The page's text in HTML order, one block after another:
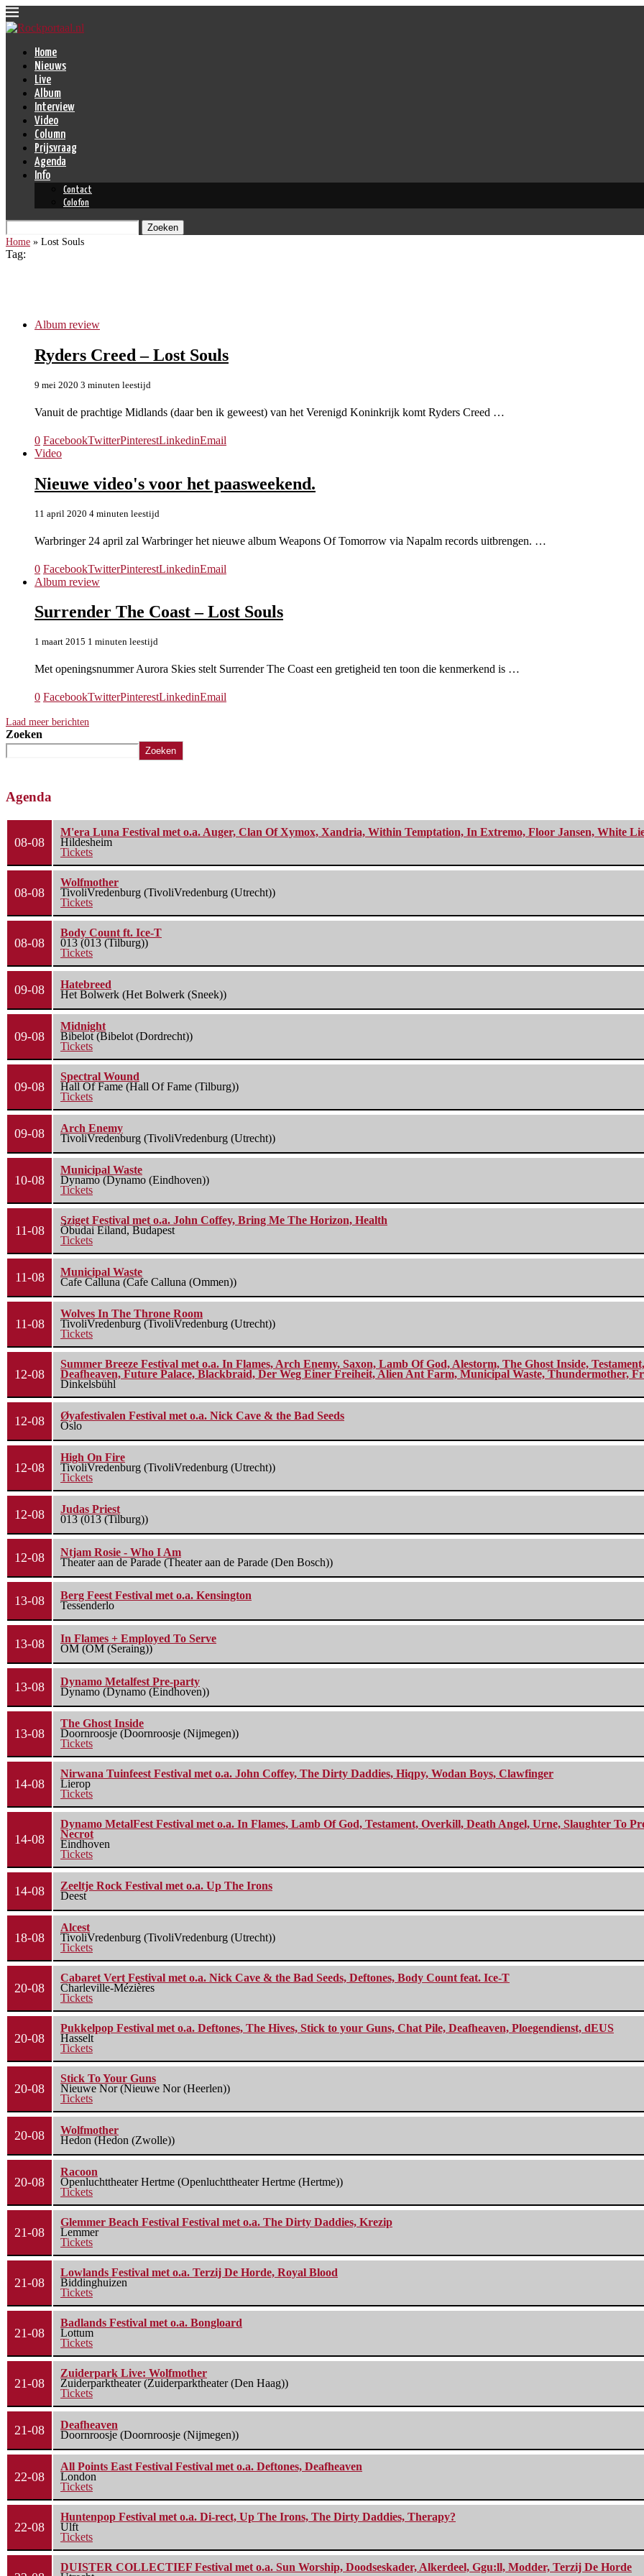
Home
Nieuws
Live
Album
Interview
Video
Column
Prijsvraag
Agenda
Info
Contact
Colofon
Zoeken
Home » Lost Souls
Tag:
Album review
Ryders Creed – Lost Souls
9 mei 2020 3 minuten leestijd
Vanuit de prachtige Midlands (daar ben ik geweest) van het Verenigd Koninkrijk komt Ryders Creed …
0 FacebookTwitterPinterestLinkedinEmail
Video
Nieuwe video's voor het paasweekend.
11 april 2020 4 minuten leestijd
Warbringer 24 april zal Warbringer het nieuwe album Weapons Of Tomorrow via Napalm records uitbrengen. …
0 FacebookTwitterPinterestLinkedinEmail
Album review
Surrender The Coast – Lost Souls
1 maart 2015 1 minuten leestijd
Met openingsnummer Aurora Skies stelt Surrender The Coast een gretigheid ten toon die kenmerkend is …
0 FacebookTwitterPinterestLinkedinEmail
Laad meer berichten
Zoeken
Zoeken
Agenda
08-08
M'era Luna Festival met o.a. Auger, Clan Of Xymox, Xandria, Within Temptation, In Extremo, Floor Jansen, White
Hildesheim
Tickets
08-08
Wolfmother
TivoliVredenburg (TivoliVredenburg (Utrecht))
Tickets
08-08
Body Count ft. Ice-T
013 (013 (Tilburg))
Tickets
09-08
Hatebreed
Het Bolwerk (Het Bolwerk (Sneek))
09-08
Midnight
Bibelot (Bibelot (Dordrecht))
Tickets
09-08
Spectral Wound
Hall Of Fame (Hall Of Fame (Tilburg))
Tickets
09-08
Arch Enemy
TivoliVredenburg (TivoliVredenburg (Utrecht))
10-08
Municipal Waste
Dynamo (Dynamo (Eindhoven))
Tickets
11-08
Sziget Festival met o.a. John Coffey, Bring Me The Horizon, Health
Óbudai Eiland, Budapest
Tickets
11-08
Municipal Waste
Cafe Calluna (Cafe Calluna (Ommen))
11-08
Wolves In The Throne Room
TivoliVredenburg (TivoliVredenburg (Utrecht))
Tickets
12-08
Summer Breeze Festival met o.a. In Flames, Arch Enemy, Saxon, Lamb Of God, Alestorm, The Ghost Inside,
Deafheaven, Future Palace, Blackbraid, Der Weg Einer Freiheit, Alien Ant Farm, Municipal Waste, Thundermother,
Dinkelsbühl
12-08
Øyafestivalen Festival met o.a. Nick Cave & the Bad Seeds
Oslo
12-08
High On Fire
TivoliVredenburg (TivoliVredenburg (Utrecht))
Tickets
12-08
Judas Priest
013 (013 (Tilburg))
12-08
Ntjam Rosie - Who I Am
Theater aan de Parade (Theater aan de Parade (Den Bosch))
13-08
Berg Feest Festival met o.a. Kensington
Tessenderlo
13-08
In Flames + Employed To Serve
OM (OM (Seraing))
13-08
Dynamo Metalfest Pre-party
Dynamo (Dynamo (Eindhoven))
13-08
The Ghost Inside
Doornroosje (Doornroosje (Nijmegen))
Tickets
14-08
Nirwana Tuinfeest Festival met o.a. John Coffey, The Dirty Daddies, Hiqpy, Wodan Boys, Clawfinger
Lierop
Tickets
14-08
Dynamo MetalFest Festival met o.a. In Flames, Lamb Of God, Testament, Overkill, Death Angel, Urne, Slaughter To
Necrot
Eindhoven
Tickets
14-08
Zeeltje Rock Festival met o.a. Up The Irons
Deest
18-08
Alcest
TivoliVredenburg (TivoliVredenburg (Utrecht))
Tickets
20-08
Cabaret Vert Festival met o.a. Nick Cave & the Bad Seeds, Deftones, Body Count feat. Ice-T
Charleville-Mézières
Tickets
20-08
Pukkelpop Festival met o.a. Deftones, The Hives, Stick to your Guns, Chat Pile, Deafheaven, Ploegendienst, dEUS
Hasselt
Tickets
20-08
Stick To Your Guns
Nieuwe Nor (Nieuwe Nor (Heerlen))
Tickets
20-08
Wolfmother
Hedon (Hedon (Zwolle))
20-08
Racoon
Openluchttheater Hertme (Openluchttheater Hertme (Hertme))
Tickets
21-08
Glemmer Beach Festival Festival met o.a. The Dirty Daddies, Krezip
Lemmer
Tickets
21-08
Lowlands Festival met o.a. Terzij De Horde, Royal Blood
Biddinghuizen
Tickets
21-08
Badlands Festival met o.a. Bongloard
Lottum
Tickets
21-08
Zuiderpark Live: Wolfmother
Zuiderparktheater (Zuiderparktheater (Den Haag))
Tickets
21-08
Deafheaven
Doornroosje (Doornroosje (Nijmegen))
22-08
All Points East Festival Festival met o.a. Deftones, Deafheaven
London
Tickets
22-08
Huntenpop Festival met o.a. Di-rect, Up The Irons, The Dirty Daddies, Therapy?
Ulft
Tickets
DUISTER COLLECTIEF Festival met o.a. Sun Worship, Doodseskader, Alkerdeel, Ggu:ll, Modder, Terzij De Horde